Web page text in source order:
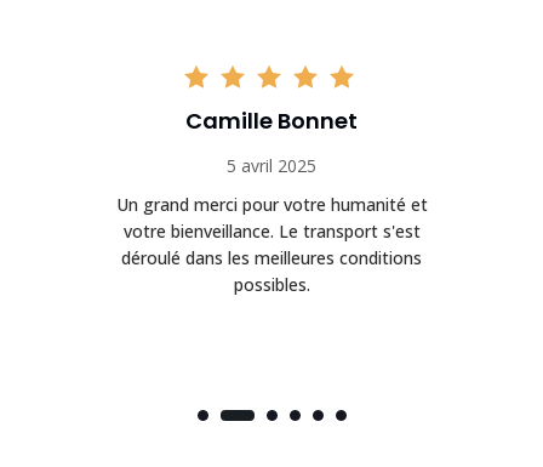
Camille Bonnet
5 avril 2025
Un grand merci pour votre humanité et
votre bienveillance. Le transport s'est
déroulé dans les meilleures conditions
possibles.